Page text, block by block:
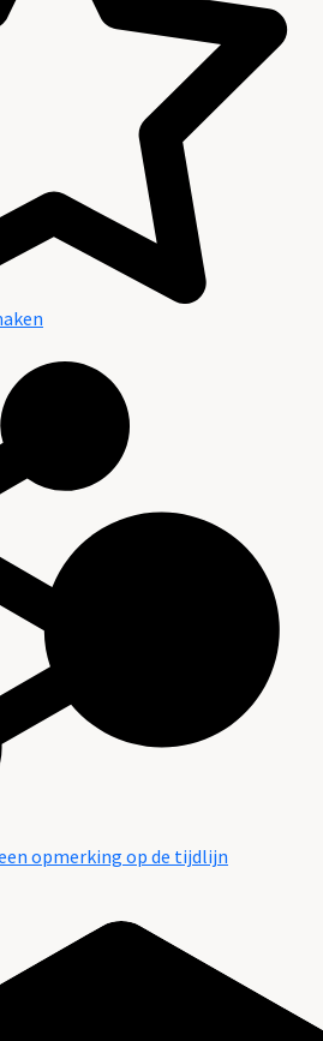
opmerking op de tijdlijn